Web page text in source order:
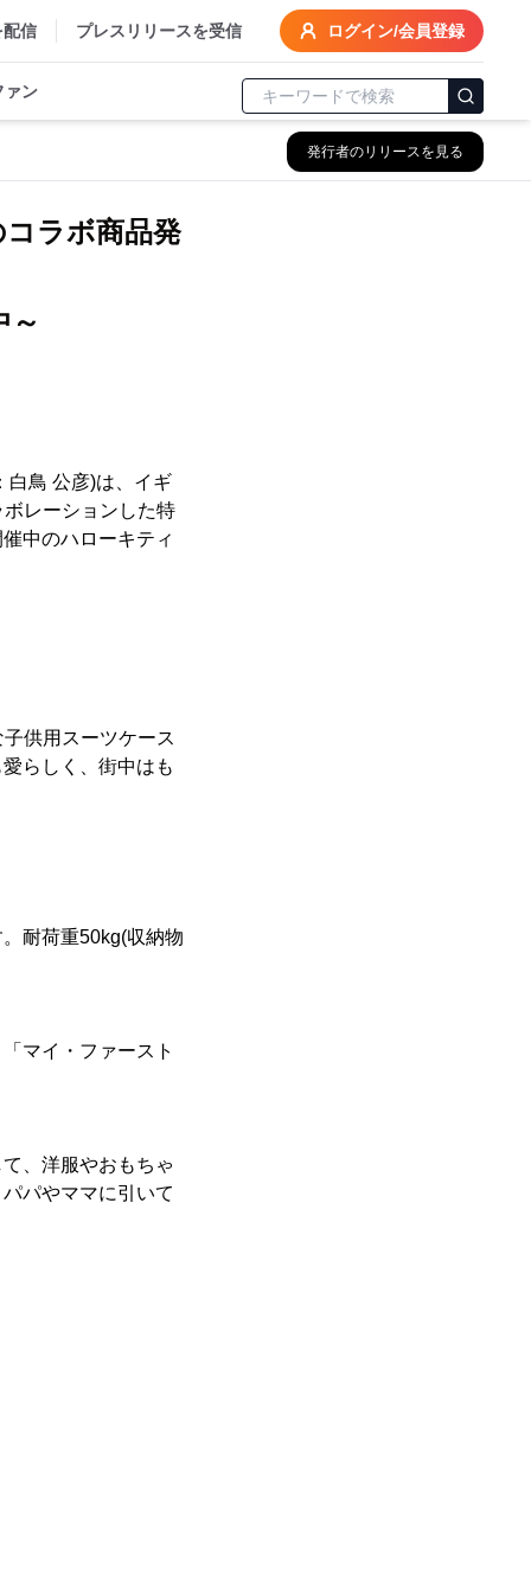
配信 プレスリリースを受信 ログイン/会員登録
ァン
発行者のリリースを見る
ラボ商品発
～
白鳥 公彦)は、イギ
レーションした特
中のハローキティ
供用スーツケース
らしく、街中はも
耐荷重50kg(収納物
マイ・ファースト
、洋服やおもちゃ
パやママに引いて